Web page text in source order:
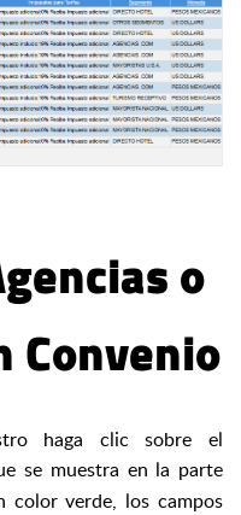
o
Convenio
haga clic sobre el
se muestra en la parte
color verde, los campos